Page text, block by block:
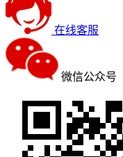
在线客服
微信公众号